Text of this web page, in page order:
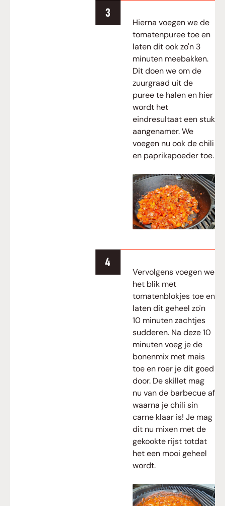
Hierna voegen we de
tomatenpuree toe en
laten dit ook zo'n 3
minuten meebakken.
Dit doen we om de
zuurgraad uit de
puree te halen en hier
wordt het
eindresultaat een stuk
aangenamer. We
voegen nu ook de chili
en paprikapoeder toe.
Vervolgens voegen we
het blik met
tomatenblokjes toe en
laten dit geheel zo'n
10 minuten zachtjes
sudderen. Na deze 10
minuten voeg je de
bonenmix met mais
toe en roer je dit goed
door. De skillet mag
nu van de barbecue af
waarna je chili sin
carne klaar is! Je mag
dit nu mixen met de
gekookte rijst totdat
het een mooi geheel
wordt.